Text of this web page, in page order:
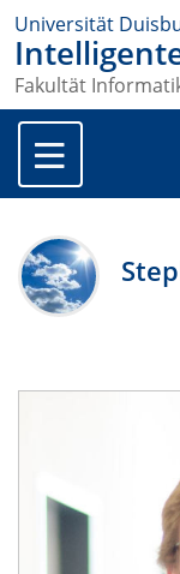
Universität
Fakultät